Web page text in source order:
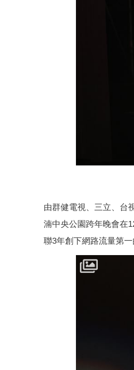
由群健電視、三立、台
湳中央公園跨年晚會在
聯3年創下網路流量第